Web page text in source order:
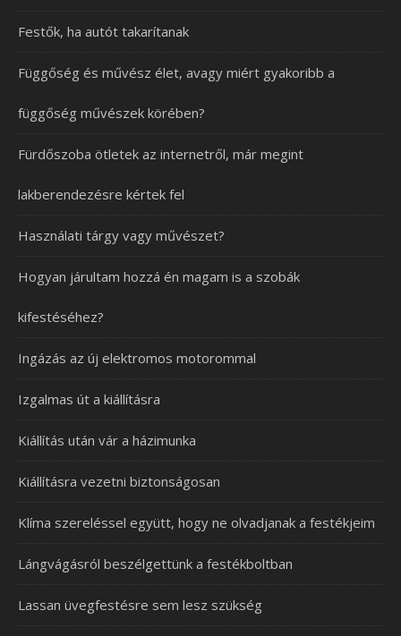
Festők, ha autót takarítanak
Függőség és művész élet, avagy miért gyakoribb a
függőség művészek körében?
Fürdőszoba ötletek az internetről, már megint
lakberendezésre kértek fel
Használati tárgy vagy művészet?
Hogyan járultam hozzá én magam is a szobák
kifestéséhez?
Ingázás az új elektromos motorommal
Izgalmas út a kiállításra
Kiállítás után vár a házimunka
Kiállításra vezetni biztonságosan
Klíma szereléssel együtt, hogy ne olvadjanak a festékjeim
Lángvágásról beszélgettünk a festékboltban
Lassan üvegfestésre sem lesz szükség